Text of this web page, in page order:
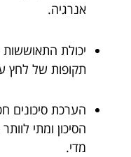
אנרגיה.
יכולת
תקופות של לחץ
הערכת סיכונים
הסיכון ומתי
מדי.